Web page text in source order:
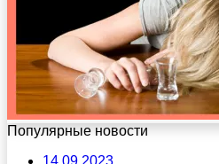
Популярные новости
14.09.2023